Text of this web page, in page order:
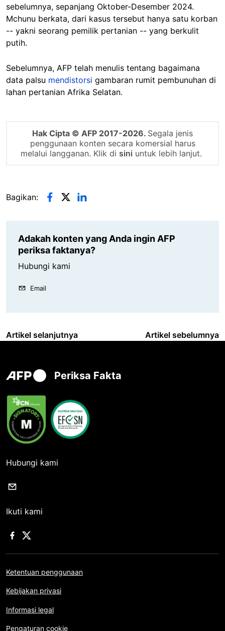
sebelumnya, sepanjang Oktober-Desember 2024.
Mchunu berkata, dari kasus tersebut hanya satu korban
-- yakni seorang pemilik pertanian -- yang berkulit
putih.
Sebelumnya, AFP telah menulis tentang bagaimana
data palsu mendistorsi gambaran rumit pembunuhan di
lahan pertanian Afrika Selatan.
Hak Cipta © AFP 2017-2026. Segala jenis
penggunaan konten secara komersial harus
melalui langganan. Klik di sini untuk lebih lanjut.
Bagikan:
Adakah konten yang Anda ingin AFP
periksa faktanya?
Hubungi kami
Email
Artikel selanjutnya Artikel sebelumnya
Periksa Fakta
Hubungi kami
Ikuti kami
Ketentuan penggunaan
Kebijakan privasi
Informasi legal
Pengaturan cookie